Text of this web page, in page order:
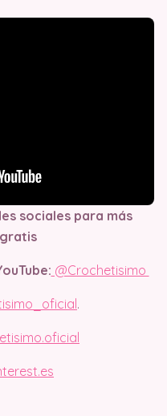
sociales para más
@Crochetisimo
.